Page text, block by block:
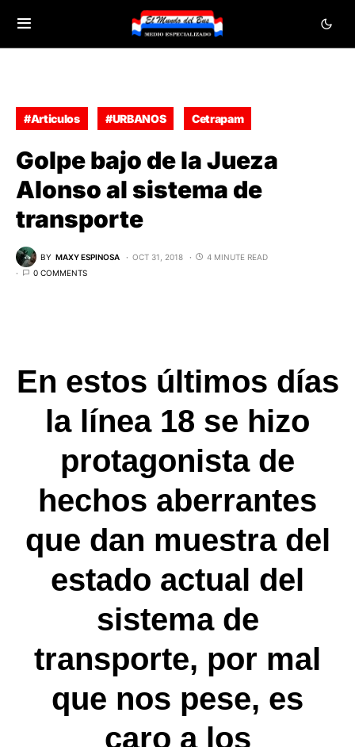
#Articulos #URBANOS Cetrapam
Golpe bajo de la Jueza
Alonso al sistema de
transporte
BY MAXY ESPINOSA OCT 31, 2018
4 MINUTE READ
0 COMMENTS
En estos últimos días
la línea 18 se hizo
protagonista de
hechos aberrantes
que dan muestra del
estado actual del
sistema de
transporte, por mal
que nos pese, es
caro a los